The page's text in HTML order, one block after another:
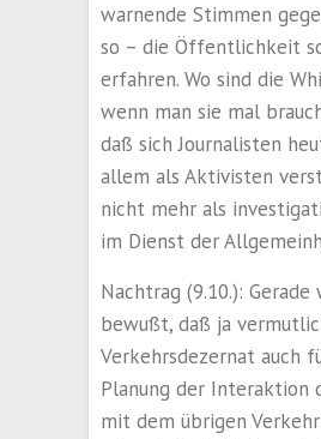
warnende Stimmen
so – die Öffentlichkeit
erfahren. Wo sind die
wenn man sie mal
daß sich Journalisten
allem als Aktivisten
nicht mehr als
im Dienst der
Nachtrag (9.10.):
bewußt, daß ja
Verkehrsdezernat auch
Planung der Interaktion
mit dem übrigen